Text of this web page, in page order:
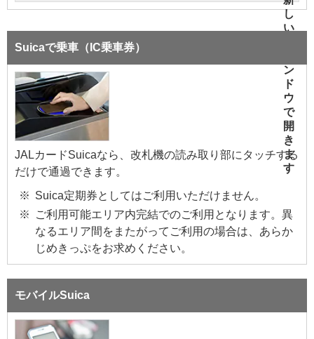
Suicaで乗車（IC乗車券）
JALカードSuicaなら、改札機の読み取り部にタッチする
だけで通過できます。
Suica定期券としてはご利用いただけません。
ご利用可能エリア内完結でのご利用となります。異
なるエリア間をまたがってご利用の場合は、あらか
じめきっぷをお求めください。
モバイルSuica